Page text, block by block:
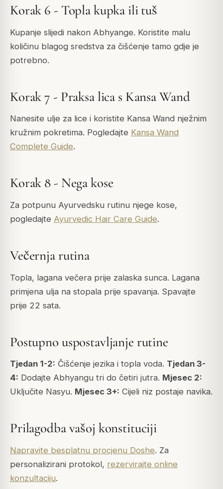
Korak 6 - Topla kupka ili tuš
Kupanje slijedi nakon Abhyange. Koristite malu
količinu blagog sredstva za čišćenje tamo gdje je
potrebno.
Korak 7 - Praksa lica s Kansa Wand
Nanesite ulje za lice i koristite Kansa Wand nježnim
kružnim pokretima. Pogledajte Kansa Wand
Complete Guide.
Korak 8 - Nega kose
Za potpunu Ayurvedsku rutinu njege kose,
pogledajte Ayurvedic Hair Care Guide.
Večernja rutina
Topla, lagana večera prije zalaska sunca. Lagana
primjena ulja na stopala prije spavanja. Spavajte
prije 22 sata.
Postupno uspostavljanje rutine
Tjedan 1-2: Čišćenje jezika i topla voda. Tjedan 3-
4: Dodajte Abhyangu tri do četiri jutra. Mjesec 2:
Uključite Nasyu. Mjesec 3+: Cijeli niz postaje navika.
Prilagodba vašoj konstituciji
Napravite besplatnu procjenu Doshe. Za
personalizirani protokol, rezervirajte online
konzultaciju.